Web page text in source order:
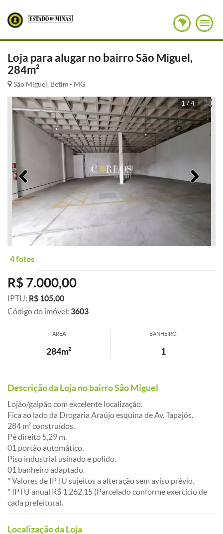
Loja para alugar no bairro São Miguel,
284m²
São Miguel, Betim - MG
1 / 4
Anterior
4 fotos
R$ 7.000,00
IPTU: R$ 105,00
Código do imóvel: 3603
ÁREA
284m²
BANHEIRO
1
Descrição da Loja no bairro São Miguel
Lojão/galpão com excelente localização.
Fica ao lado da Drogaria Araújo esquina de Av. Tapajós.
284 m² construídos.
Pé direito 5,29 m.
01 portão automático.
Piso industrial usinado e polido.
01 banheiro adaptado.
* Valores de IPTU sujeitos a alteração sem aviso prévio.
* IPTU anual R$ 1.262,15 (Parcelado conforme exercício de
cada prefeitura).
Localização da Loja